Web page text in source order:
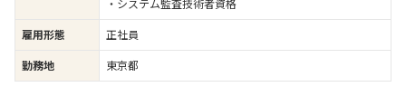
・システム監査技術者資格
雇用形態
正社員
勤務地
東京都